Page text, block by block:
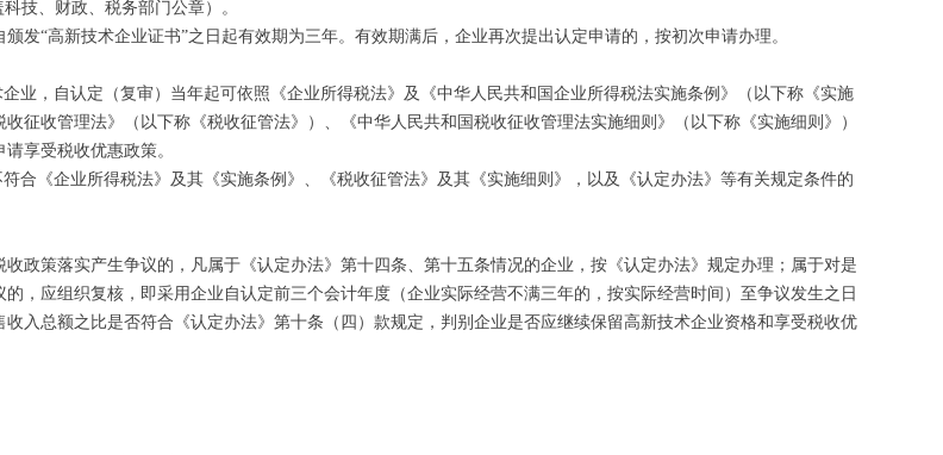
技、财政、税务部门公章）。
发“高新技术企业证书”之日起有效期为三年。有效期满后，企业再次提出认定申请的，按初次申请办理。
业，自认定（复审）当年起可依照《企业所得税法》及《中华人民共和国企业所得税法实施条例》（以下称《实施
征收管理法》（以下称《税收征管法》）、《中华人民共和国税收征收管理法实施细则》（以下称《实施细则》）
享受税收优惠政策。
合《企业所得税法》及其《实施条例》、《税收征管法》及其《实施细则》，以及《认定办法》等有关规定条件的
政策落实产生争议的，凡属于《认定办法》第十四条、第十五条情况的企业，按《认定办法》规定办理；属于对是
，应组织复核，即采用企业自认定前三个会计年度（企业实际经营不满三年的，按实际经营时间）至争议发生之日
入总额之比是否符合《认定办法》第十条（四）款规定，判别企业是否应继续保留高新技术企业资格和享受税收优